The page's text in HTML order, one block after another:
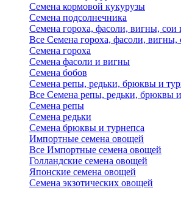
Семена кормовой кукурузы
Семена подсолнечника
Семена гороха, фасоли, вигны, сои
Все Семена гороха, фасоли, вигны,
Семена гороха
Семена фасоли и вигны
Семена бобов
Семена репы, редьки, брюквы и
Все Семена репы, редьки, брюквы и
Семена репы
Семена редьки
Семена брюквы и турнепса
Импортные семена овощей
Все Импортные семена овощей
Голландские семена овощей
Японские семена овощей
Семена экзотических овощей